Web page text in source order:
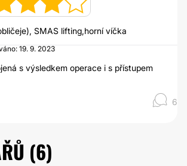
SMAS lifting,horní víčka
19. 9. 2023
s výsledkem operace i s přístupem
6
(6)